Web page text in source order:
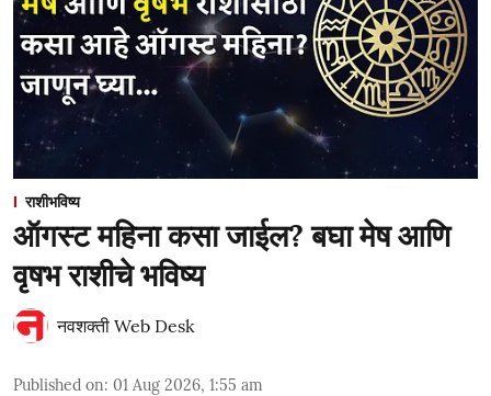
राशीभविष्य
ऑगस्ट महिना कसा जाईल? बघा मेष आणि
वृषभ राशीचे भविष्य
नवशक्ती Web Desk
Published on: 01 Aug 2026, 1:55 am